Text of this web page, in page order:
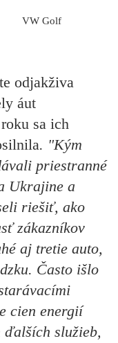
VW Golf
odjakživa
áut
sa ich
. "Kým
priestranné
Ukrajine a
riešiť, ako
zákazníkov
aj tretie auto,
Často išlo
cien energií
služieb,